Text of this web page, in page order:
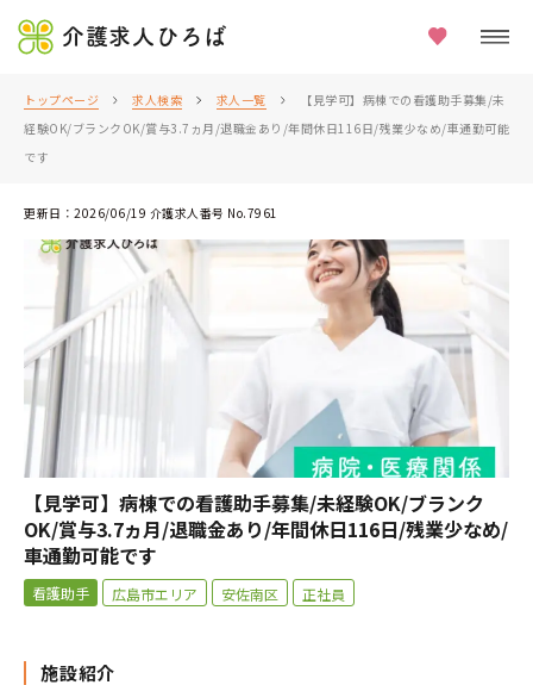
介護求人ひろば
トップページ 求人検索 求人一覧
【見学可】病棟での看護助手募集/未
経験OK/ブランクOK/賞与3.7ヵ月/退職金あり/年間休日116日/残業少なめ/車通勤可能
です
更新日：2026/06/19 介護求人番号 No.7961
【見学可】病棟での看護助手募集/未経験OK/ブランク
OK/賞与3.7ヵ月/退職金あり/年間休日116日/残業少なめ/
車通勤可能です
看護助手 広島市エリア 安佐南区 正社員
施設紹介